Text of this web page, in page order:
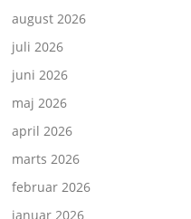
august 2026
juli 2026
juni 2026
maj 2026
april 2026
marts 2026
februar 2026
januar 2026